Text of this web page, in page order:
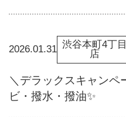
2026.01.31 渋谷本町4丁目
店
＼デラックスキャンペ
ビ・撥水・撥油✨